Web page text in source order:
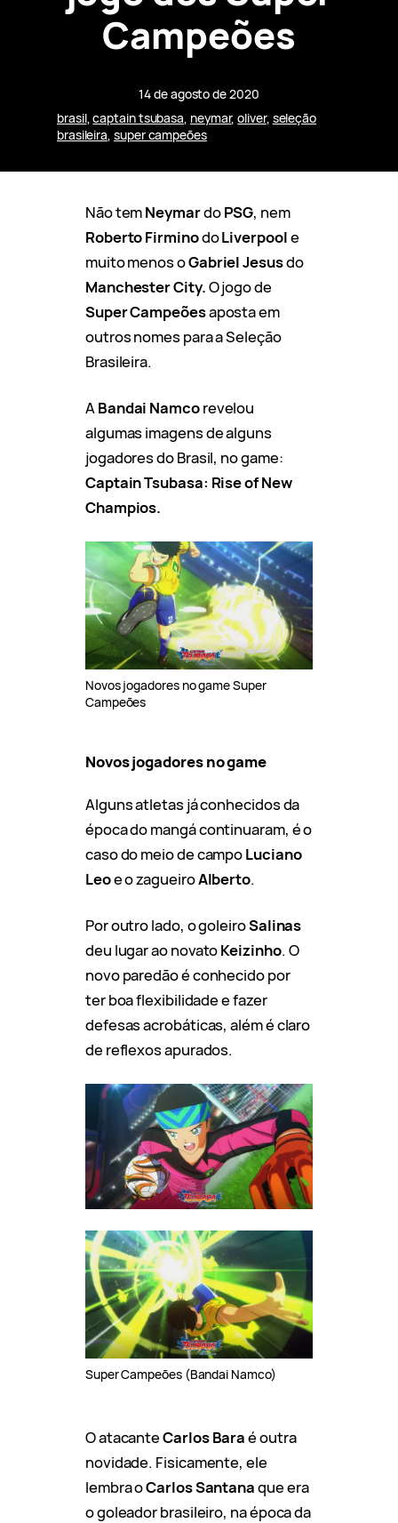
Campeões
14 de agosto de 2020
brasil, captain tsubasa, neymar, oliver, seleção
brasileira, super campeões
Não temNeymardoPSG, nem
Roberto FirminodoLiverpoole
muito menos oGabriel Jesusdo
Manchester City.O jogo de
Super Campeõesaposta em
outros nomes para a Seleção
Brasileira.
ABandai Namcorevelou
algumas imagens de alguns
jogadores do Brasil, no game:
Captain Tsubasa: Rise of New
Champios.
Novos jogadores no game Super
Campeões
Novos jogadores no game
Alguns atletas já conhecidos da
época do mangá continuaram, é o
caso do meio de campoLuciano
Leoe o zagueiroAlberto.
Por outro lado, o goleiroSalinas
deu lugar ao novatoKeizinho. O
novo paredão é conhecido por
ter boa flexibilidade e fazer
defesas acrobáticas, além é claro
de reflexos apurados.
Super Campeões (Bandai Namco)
O atacanteCarlos Baraé outra
novidade. Fisicamente, ele
lembra oCarlos Santanaque era
o goleador brasileiro, na época da